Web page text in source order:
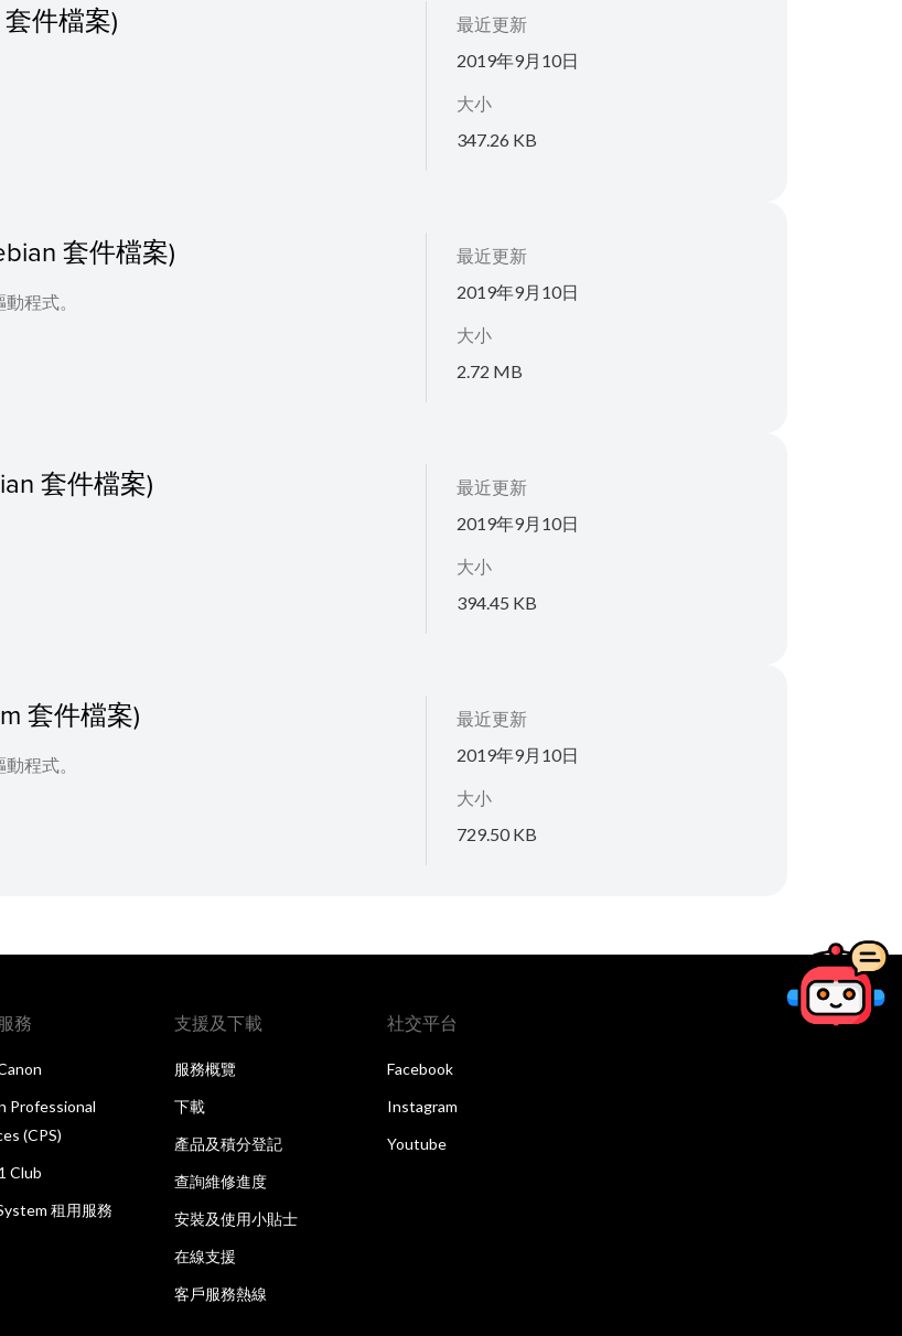
件檔案)
最近更新
2019年9月10日
大小
347.26 KB
套件檔案)
程式。
最近更新
2019年9月10日
大小
2.72 MB
套件檔案)
最近更新
2019年9月10日
大小
394.45 KB
套件檔案)
程式。
最近更新
2019年9月10日
大小
729.50 KB
務
Professional
(CPS)
Club
租用服務
支援及下載
服務概覽
下載
產品及積分登記
查詢維修進度
安裝及使用小貼士
在線支援
客戶服務熱線
社交平台
Facebook
Instagram
Youtube